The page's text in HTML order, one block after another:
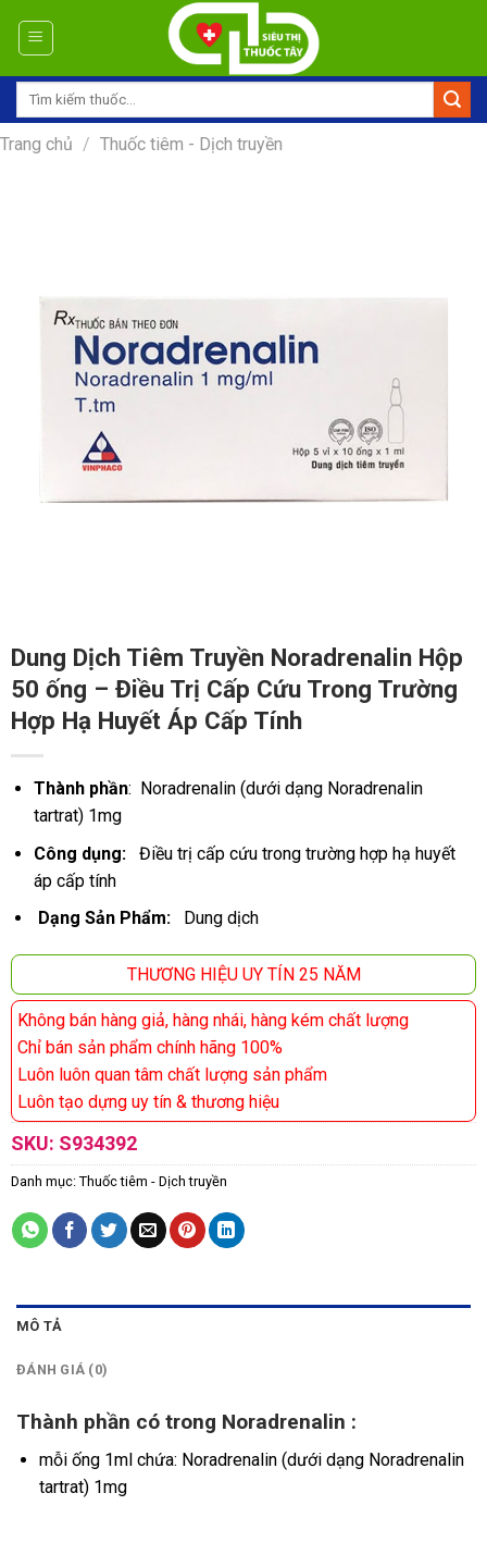
Tìm
Trang chủ / Thuốc tiêm - Dịch truyền
Dung Dịch Tiêm Truyền Noradrenalin Hộp
50 ống – Điều Trị Cấp Cứu Trong Trường
Hợp Hạ Huyết Áp Cấp Tính
Thành phần: Noradrenalin (dưới dạng Noradrenalin
tartrat) 1mg
Công dụng: Điều trị cấp cứu trong trường hợp hạ huyết
áp cấp tính
Dạng Sản Phẩm:
Dung dịch
THƯƠNG HIỆU UY TÍN 25 NĂM
Không bán hàng giả, hàng nhái, hàng kém chất lượng
Chỉ bán sản phẩm chính hãng 100%
Luôn luôn quan tâm chất lượng sản phẩm
Luôn tạo dựng uy tín & thương hiệu
SKU: S934392
Danh mục: Thuốc tiêm - Dịch truyền
MÔ TẢ
ĐÁNH GIÁ (0)
Thành phần có trong Noradrenalin :
mỗi ống 1ml chứa: Noradrenalin (dưới dạng Noradrenalin
tartrat) 1mg